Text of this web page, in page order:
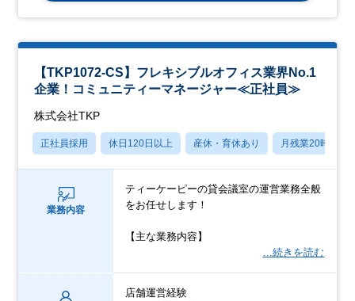
【TKP1072-CS】フレキシブルオフィス業界No.1
企業！コミュニティーマネージャー≪正社員≫
株式会社TKP
正社員採用 休日120日以上 産休・育休あり 月残業20時間以
業務内容
ティーケーピーの貸会議室の運営業務全般
をお任せします！
【主な業務内容】
…続きを読む
店舗運営経験